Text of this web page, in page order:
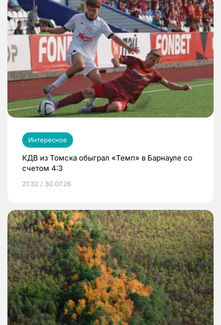
Интересное
КДВ из Томска обыграл «Темп» в Барнауле со
счетом 4:3
21:32 / 30.07.26